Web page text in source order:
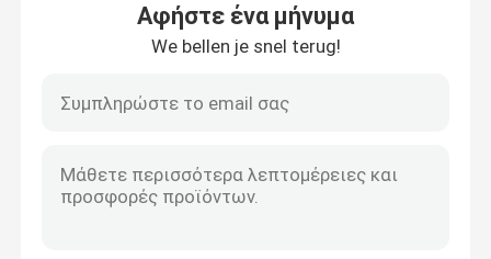
Ξαναγεμιζόμενος κύλινδρος βαφής
Ρολό βαφής μικροϊνών
Ρολό πινέλο ζωγραφικής σπιτιών
Αφήστε ένα μήνυμα
We bellen je snel terug!